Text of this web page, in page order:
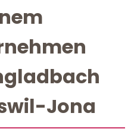
Jona